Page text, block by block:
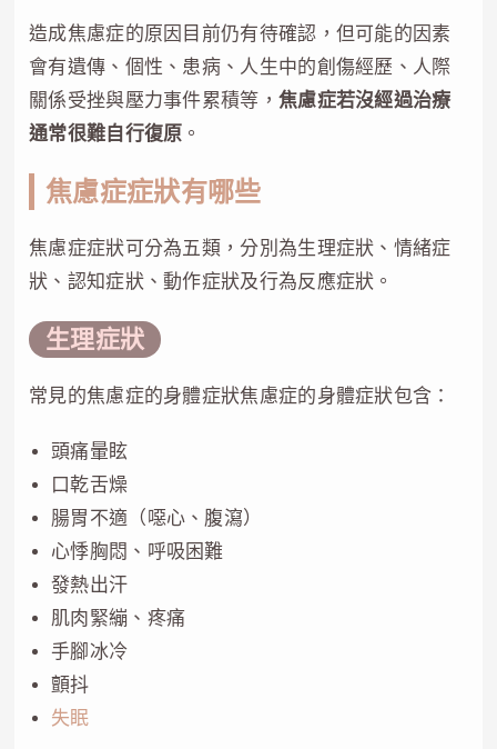
造成焦慮症的原因目前仍有待確認，但可能的因素
會有遺傳、個性、患病、人生中的創傷經歷、人際
關係受挫與壓力事件累積等， 焦慮症若沒經過治療
通常很難自行復原 。
焦慮症症狀有哪些
焦慮症症狀可分為五類，分別為生理症狀、情緒症
狀、認知症狀、動作症狀及行為反應症狀。
生理症狀
常見的焦慮症的身體症狀焦慮症的身體症狀包含：
頭痛暈眩
口乾舌燥
腸胃不適（噁心、腹瀉）
心悸胸悶、呼吸困難
發熱出汗
肌肉緊繃、疼痛
手腳冰冷
顫抖
失眠